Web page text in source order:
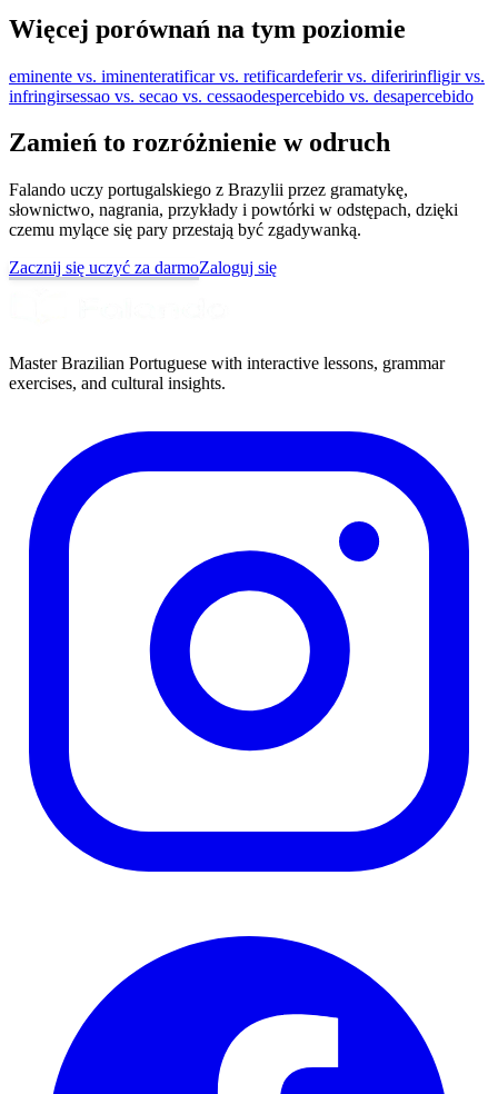
Więcej porównań na tym poziomie
eminente vs. iminenteratificar vs. retificardeferir vs. diferirinfligir vs.
infringirsessao vs. secao vs. cessaodespercebido vs. desapercebido
Zamień to rozróżnienie w odruch
Falando uczy portugalskiego z Brazylii przez gramatykę,
słownictwo, nagrania, przykłady i powtórki w odstępach, dzięki
czemu mylące się pary przestają być zgadywanką.
Zacznij się uczyć za darmoZaloguj się
Master Brazilian Portuguese with interactive lessons, grammar
exercises, and cultural insights.